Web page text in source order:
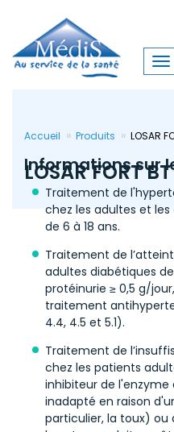
contenu
principal
Accueil Produits LOSAR
LOSAR FORT
Informations sur
Traitement de
chez les adultes et
de 6 à 18 ans.
Traitement de
adultes diabétiques
protéinurie ≥ 0,5 g/
traitement
4.4, 4.5 et 5.1).
Traitement de
chez les patients
inhibiteur de l'enzyme
inadapté en raison
particulier, la toux) ou